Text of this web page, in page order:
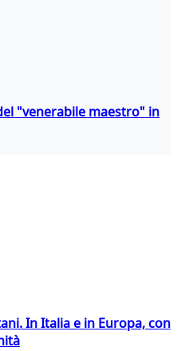
"venerabile maestro" in
In Italia e in Europa, con